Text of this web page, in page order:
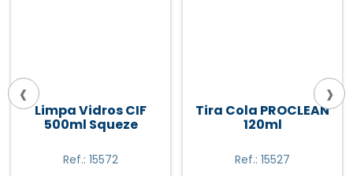
Limpa Vidros CIF
500ml Squeze
Ref.: 15572
Tira Cola PROCLEAN
120ml
Ref.: 15527
‹ ›